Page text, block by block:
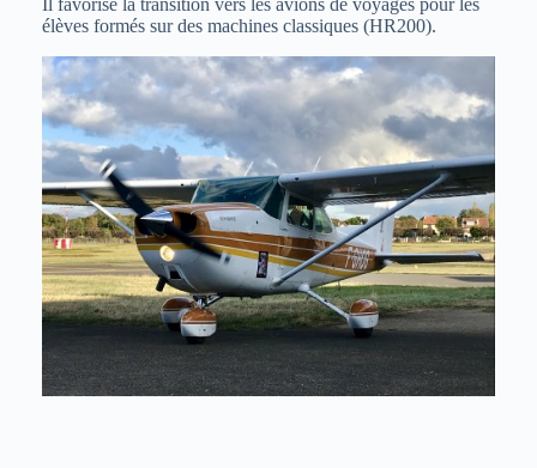
Il favorise la transition vers les avions de voyages pour les
élèves formés sur des machines classiques (HR200).